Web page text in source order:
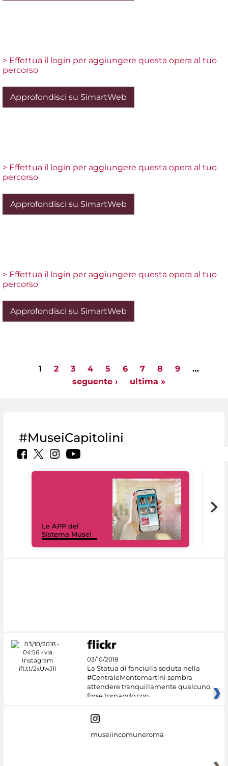
> Effettua il login per aggiungere questa opera al tuo
percorso
Approfondisci su SimartWeb
> Effettua il login per aggiungere questa opera al tuo
percorso
Approfondisci su SimartWeb
> Effettua il login per aggiungere questa opera al tuo
percorso
Approfondisci su SimartWeb
1 2 3 4 5 6 7 8 9
…
seguente ›
ultima »
#MuseiCapitolini
Le APP del
Sistema Musei
03/10/2018
La Statua di fanciulla seduta nella
#CentraleMontemartini sembra
attendere tranquillamente qualcuno,
forse tornando con
museiincomuneroma